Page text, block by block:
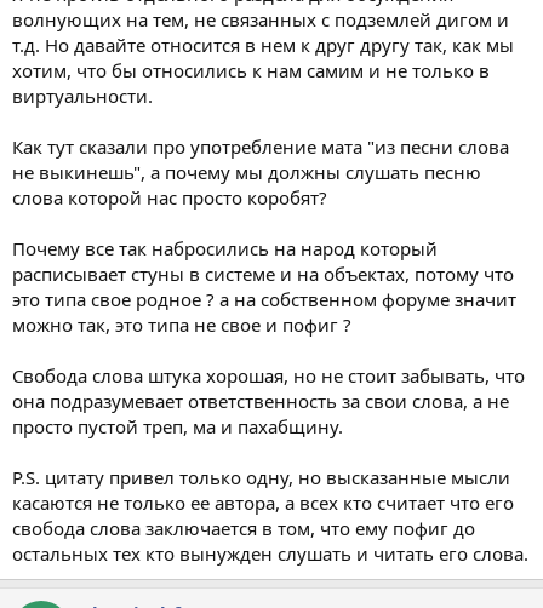
волнующих на тем, не связанных с подземлей дигом и
т.д. Но давайте относится в нем к друг другу так, как мы
хотим, что бы относились к нам самим и не только в
виртуальности.
Как тут сказали про употребление мата "из песни слова
не выкинешь", а почему мы должны слушать песню
слова которой нас просто коробят?
Почему все так набросились на народ который
расписывает стуны в системе и на объектах, потому что
это типа свое родное ? а на собственном форуме значит
можно так, это типа не свое и пофиг ?
Свобода слова штука хорошая, но не стоит забывать, что
она подразумевает ответственность за свои слова, а не
просто пустой треп, ма и пахабщину.
P.S. цитату привел только одну, но высказанные мысли
касаются не только ее автора, а всех кто считает что его
свобода слова заключается в том, что ему пофиг до
остальных тех кто вынужден слушать и читать его слова.